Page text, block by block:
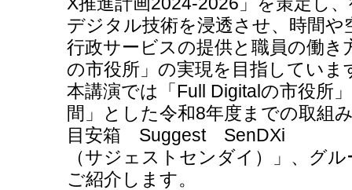
デジタル技術を浸透させ、時間
行政サービスの提供と職員の働き
の市役所」の実現を目指していま
本講演では「Full Digitalの市役所
間」とした令和8年度までの取組
目安箱 Suggest SenDXi
（サジェストセンダイ）」、グ
ご紹介します。